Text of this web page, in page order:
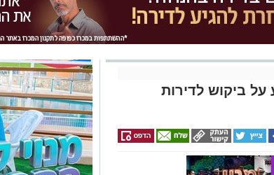
על ביקוש לדירות